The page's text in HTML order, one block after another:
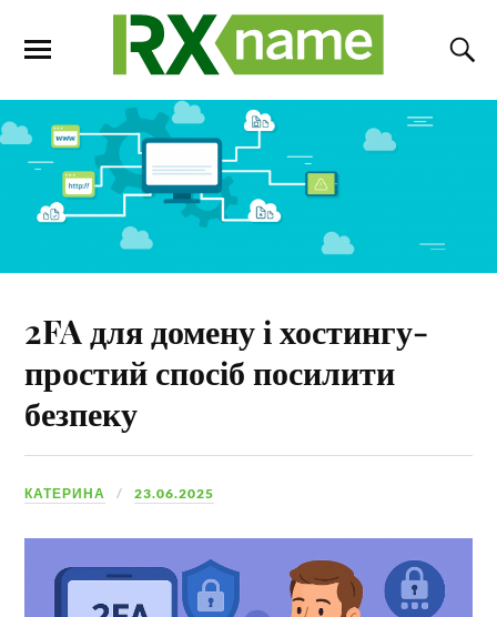
2FA для домену і хостингу-
простий спосіб посилити
безпеку
КАТЕРИНА 23.06.2025